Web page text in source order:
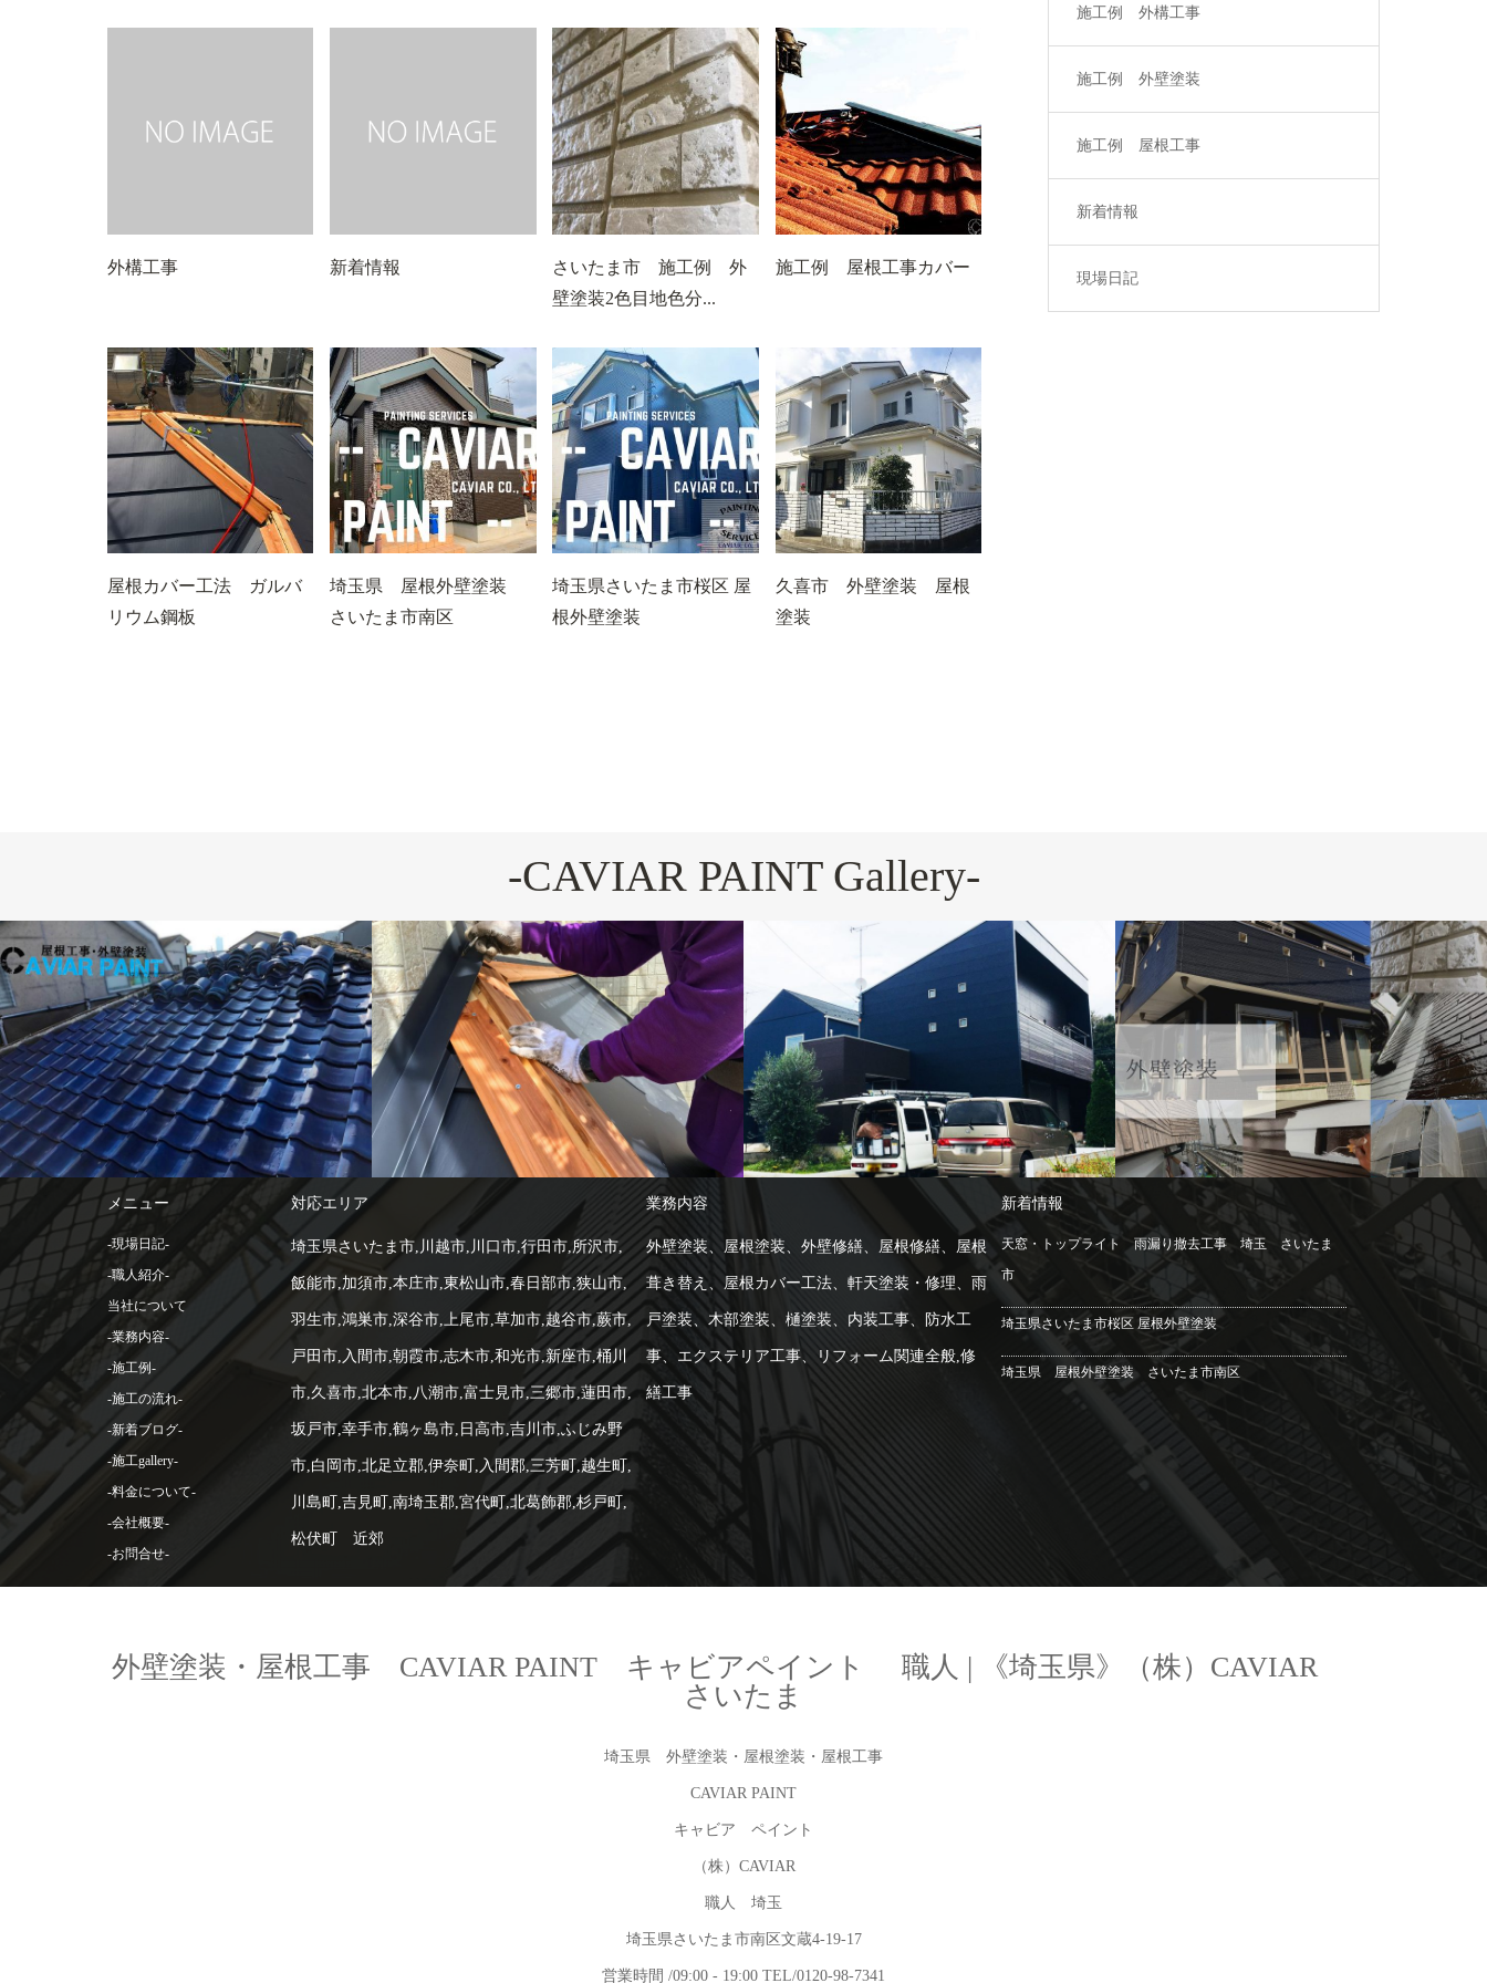
外構工事 新着情報
さいたま市 施工例 外
壁塗装2色目地色分...
施工例 屋根工事カバー
屋根カバー工法 ガルバ
リウム鋼板
埼玉県 屋根外壁塗装
さいたま市南区
埼玉県さいたま市桜区 屋
根外壁塗装
久喜市 外壁塗装 屋根
塗装
施工例 外構工事
施工例 外壁塗装
施工例 屋根工事
新着情報
現場日記
-CAVIAR PAINT Gallery-
-施工例--
屋根工事
-施工例-- 外壁塗装
-施工例-- 内装リフォーム
工事 外壁塗装 外構エクステリア工事
屋根工事
-施工例-- 外壁塗装 屋根工
事
メニュー
-現場日記-
-職人紹介-
当社について
-業務内容-
-施工例-
-施工の流れ-
-新着ブログ-
-施工gallery-
-料金について-
-会社概要-
-お問合せ-
対応エリア
埼玉県さいたま市,川越市,川口市,行田市,所沢市,
飯能市,加須市,本庄市,東松山市,春日部市,狭山市,
羽生市,鴻巣市,深谷市,上尾市,草加市,越谷市,蕨市,
戸田市,入間市,朝霞市,志木市,和光市,新座市,桶川
市,久喜市,北本市,八潮市,富士見市,三郷市,蓮田市,
坂戸市,幸手市,鶴ヶ島市,日高市,吉川市,ふじみ野
市,白岡市,北足立郡,伊奈町,入間郡,三芳町,越生町,
川島町,吉見町,南埼玉郡,宮代町,北葛飾郡,杉戸町,
松伏町 近郊
業務内容
外壁塗装、屋根塗装、外壁修繕、屋根修繕、屋根
葺き替え、屋根カバー工法、軒天塗装・修理、雨
戸塗装、木部塗装、樋塗装、内装工事、防水工
事、エクステリア工事、リフォーム関連全般,修
繕工事
新着情報
天窓・トップライト 雨漏り撤去工事 埼玉 さいたま
市
埼玉県さいたま市桜区 屋根外壁塗装
埼玉県 屋根外壁塗装 さいたま市南区
外壁塗装・屋根工事 CAVIAR PAINT キャビアペイント 職人 | 《埼玉県》（株）CAVIAR
さいたま
埼玉県 外壁塗装・屋根塗装・屋根工事
CAVIAR PAINT
キャビア ペイント
（株）CAVIAR
職人 埼玉
埼玉県さいたま市南区文蔵4-19-17
営業時間 /09:00 - 19:00 TEL/0120-98-7341